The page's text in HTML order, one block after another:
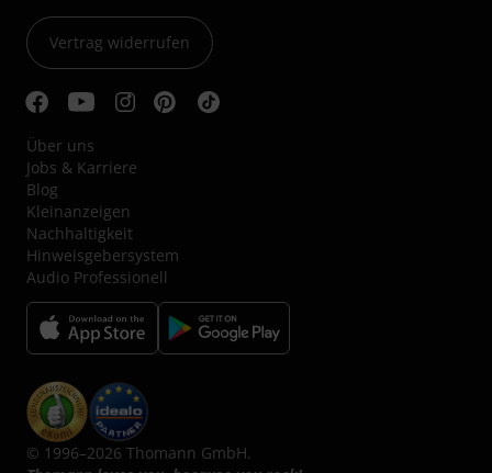
Vertrag widerrufen
Über uns
Jobs & Karriere
Blog
Kleinanzeigen
Nachhaltigkeit
Hinweisgebersystem
Audio Professionell
© 1996–2026 Thomann GmbH.